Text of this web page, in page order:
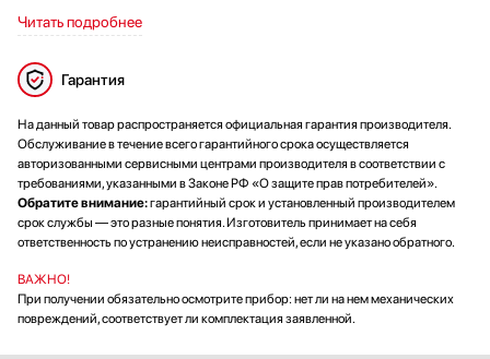
Читать подробнее
Гарантия
На данный товар распространяется официальная гарантия производителя.
Обслуживание в течение всего гарантийного срока осуществляется
авторизованными сервисными центрами производителя в соответствии с
требованиями, указанными в Законе РФ «О защите прав потребителей».
Обратите внимание:гарантийный срок и установленный производителем
срок службы — это разные понятия. Изготовитель принимает на себя
ответственность по устранению неисправностей, если не указано обратного.
ВАЖНО!
При получении обязательно осмотрите прибор: нет ли на нем механических
повреждений, соответствует ли комплектация заявленной.